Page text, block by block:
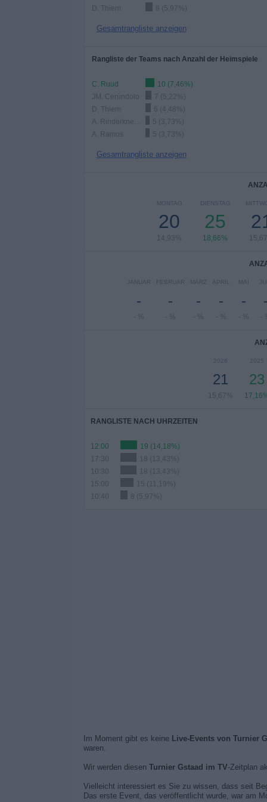
D. Thiem
8 (5,97%)
Gesamtrangliste anzeigen
Rangliste der Teams nach Anzahl der Heimspiele
C. Ruud
10 (7,46%)
JM. Cerúndolo
7 (5,22%)
D. Thiem
6 (4,48%)
5 (3,73%)
A. Ramos
5 (3,73%)
Gesamtrangliste anzeigen
MONTAG
20
14,93%
DIENSTAG
25
18,66%
JANUAR
-
- %
FEBRUAR
-
- %
MÄRZ
-
- %
APRIL
-
- %
MAI
-
- %
-
-
2026
21
15,67%
2025
23
RANGLISTE NACH UHRZEITEN
12:00
19 (14,18%)
17:30
18 (13,43%)
10:30
18 (13,43%)
15:00
15 (11,19%)
8 (5,97%)
Im Moment gibt es keine Live-Events von Turnier
waren.
Wir werden diesen Turnier Gstaad im TV-Zeitplan
Vielleicht interessiert es Sie zu wissen, dass seit
Das erste Event, das veröffentlicht wurde, war am